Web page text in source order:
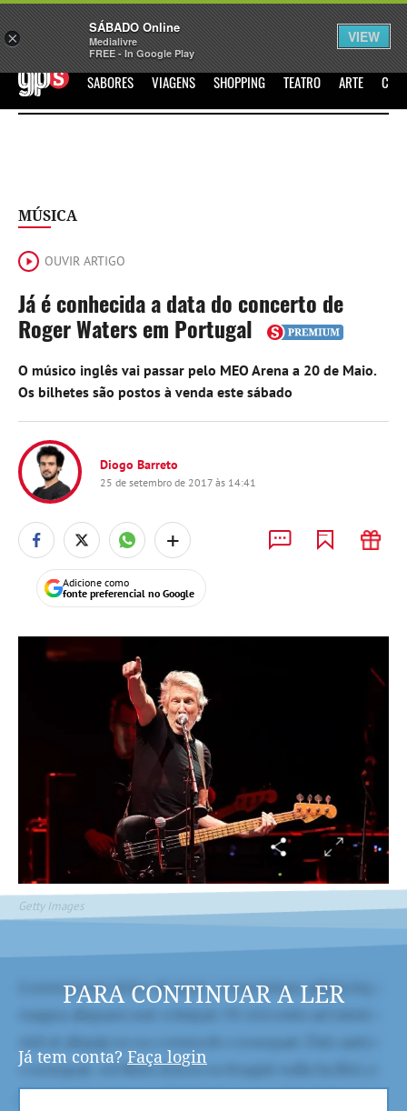
Sábado Assine Iniciar Sessão
GPS SABORES VIAGENS SHOPPING TEATRO ARTE
MÚSICA
OUVIR ARTIGO
Já é conhecida a data do concerto de
Roger Waters em Portugal
O músico inglês vai passar pelo MEO Arena a 20 de Maio.
Os bilhetes são postos à venda este sábado
Diogo Barreto
25 de setembro de 2017 às 14:41
+
Adicione como
fonte preferencial no Google
Getty Images
PARA CONTINUAR A LER
Já tem conta? Faça login
×
SÁBADO Online
Medialivre
FREE - In Google Play
VIEW